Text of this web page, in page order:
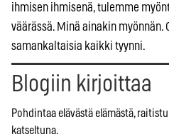
ihmisen ihmisenä, tulemme
väärässä. Minä ainakin myönnän.
samankaltaisia kaikki tyynni.
Blogiin kirjoittaa
Pohdintaa elävästä elämästä,
katseltuna.